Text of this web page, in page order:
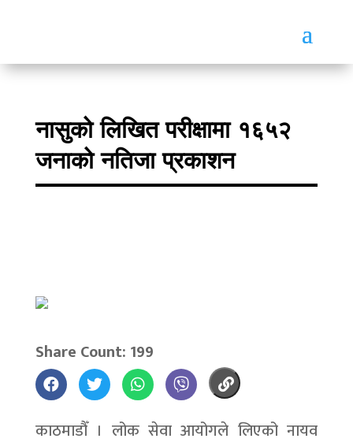
नासुको लिखित परीक्षामा १६५२
जनाको नतिजा प्रकाशन
Share Count: 199
काठमाडौँ । लोक सेवा आयोगले लिएको नायव